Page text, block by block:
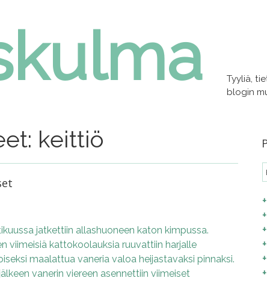
Tyyliä,
blogin
keittiö
jatkettiin allashuoneen katon kimpussa.
viimeisiä kattokoolauksia ruuvattiin harjalle
maalattua vaneria valoa heijastavaksi pinnaksi.
vanerin viereen asennettiin viimeiset